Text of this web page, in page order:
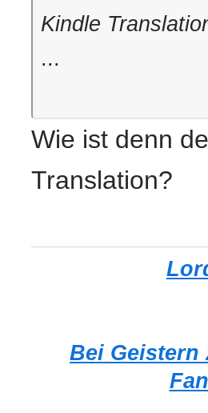
Kindle
...
Wie ist denn
Translation?
Bei Geistern